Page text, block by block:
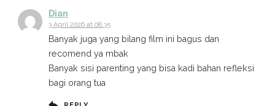
Dian
3 April 2026 at 08:35
Banyak juga yang bilang film ini bagus dan
recomend ya mbak
Banyak sisi parenting yang bisa kadi bahan refleksi
bagi orang tua